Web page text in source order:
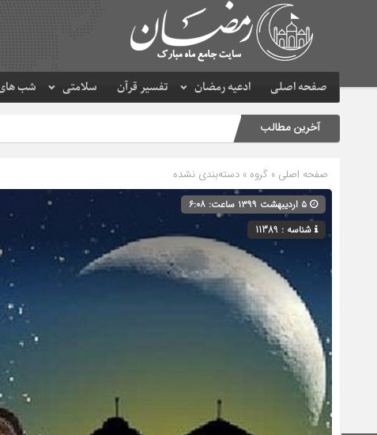
صفحه اصلی ادعیه رمضان تفسیر قرآن سلامتی شب
آخرین مطالب
صفحه اصلی » گروه » دسته‌بندی نشده
شناسه : 11389